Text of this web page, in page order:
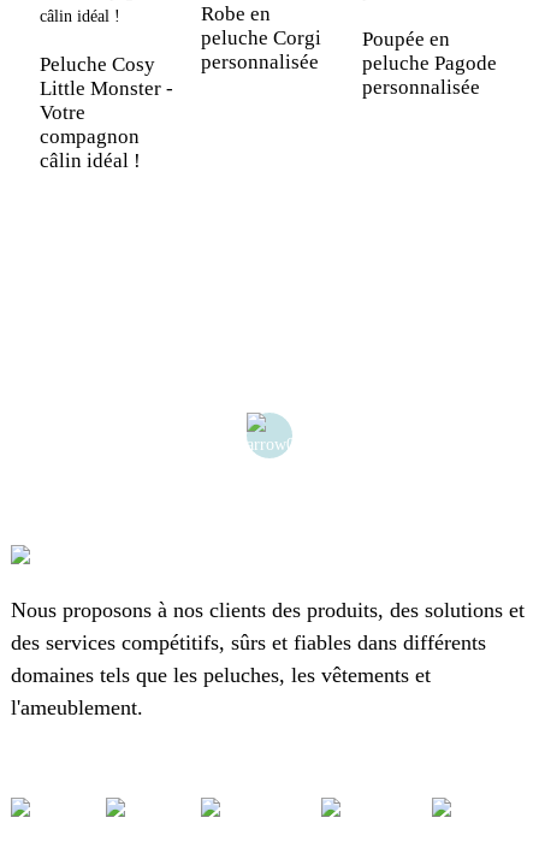
Peluche Cosy
Little Monster -
Votre
compagnon
câlin idéal !
Robe en
peluche Corgi
personnalisée
Poupée en
peluche Pagode
personnalisée
Nous proposons à nos clients des produits, des solutions et
des services compétitifs, sûrs et fiables dans différents
domaines tels que les peluches, les vêtements et
l'ameublement.